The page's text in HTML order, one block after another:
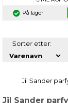
På lager
Sorter etter:
Jil Sander
Jil Sander
Din